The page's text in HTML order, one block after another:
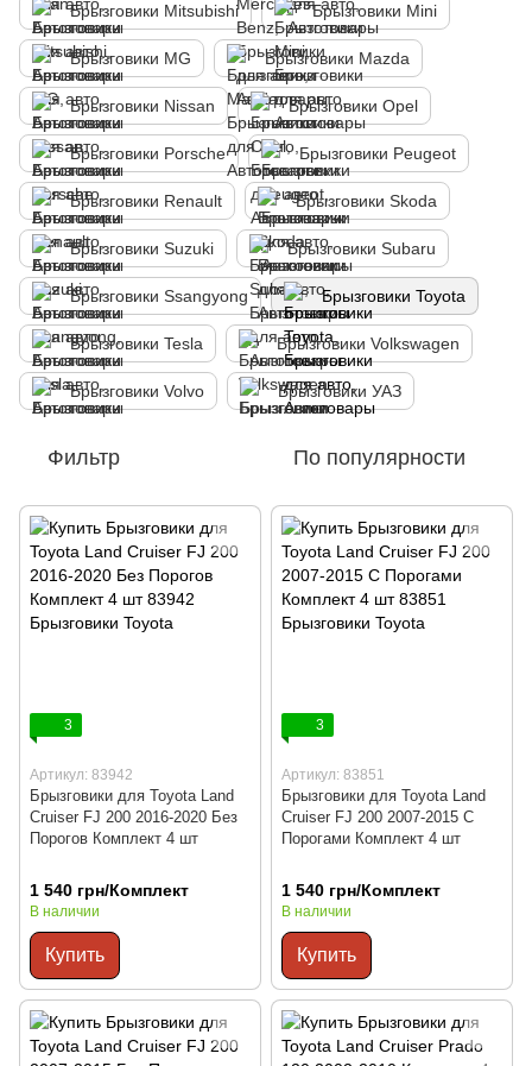
Брызговики Mitsubishi Брызговики Mini
Брызговики MG Брызговики Mazda
Брызговики Nissan Брызговики Opel
Брызговики Porsche Брызговики Peugeot
Брызговики Renault Брызговики Skoda
Брызговики Suzuki Брызговики Subaru
Брызговики Ssangyong Брызговики Toyota
Брызговики Tesla Брызговики Volkswagen
Брызговики Volvo Брызговики УАЗ
Фильтр По популярности
3
Артикул: 83942
Брызговики для Toyota Land
Cruiser FJ 200 2016-2020 Без
Порогов Комплект 4 шт
1 540 грн/Комплект
В наличии
Купить
3
Артикул: 83851
Брызговики для Toyota Land
Cruiser FJ 200 2007-2015 С
Порогами Комплект 4 шт
1 540 грн/Комплект
В наличии
Купить